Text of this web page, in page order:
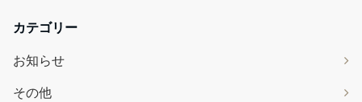
カテゴリー
お知らせ
その他